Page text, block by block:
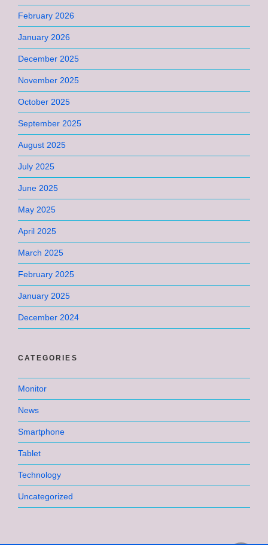
February 2026
January 2026
December 2025
November 2025
October 2025
September 2025
August 2025
July 2025
June 2025
May 2025
April 2025
March 2025
February 2025
January 2025
December 2024
CATEGORIES
Monitor
News
Smartphone
Tablet
Technology
Uncategorized